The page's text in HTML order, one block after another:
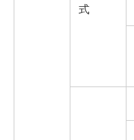
式